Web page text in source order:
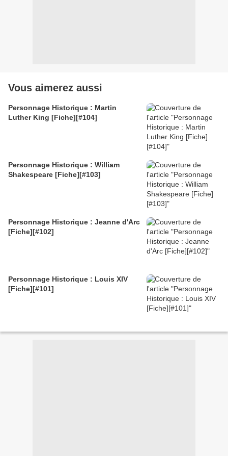
Vous aimerez aussi
Personnage Historique : Martin
Luther King [Fiche][#104]
Personnage Historique : William
Shakespeare [Fiche][#103]
Personnage Historique : Jeanne d'Arc
[Fiche][#102]
Personnage Historique : Louis XIV
[Fiche][#101]